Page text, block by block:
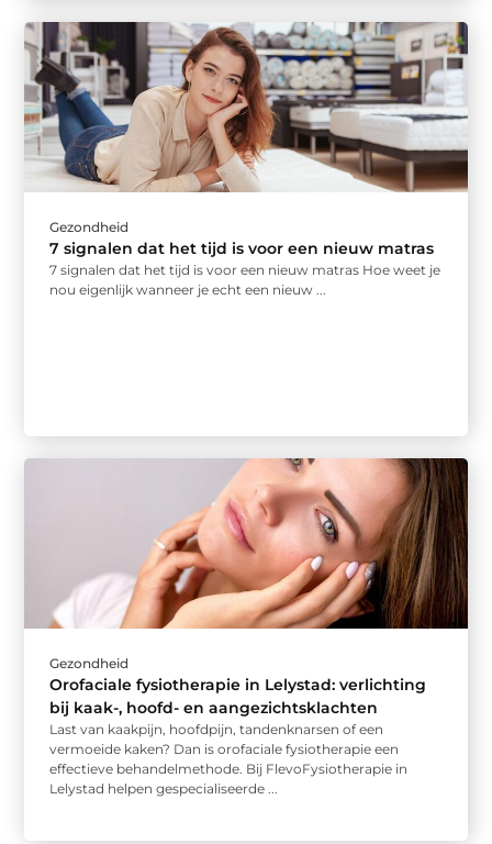
Gezondheid
7 signalen dat het tijd is voor een nieuw matras
7 signalen dat het tijd is voor een nieuw matras Hoe weet je
nou eigenlijk wanneer je echt een nieuw ...
Gezondheid
Orofaciale fysiotherapie in Lelystad: verlichting
bij kaak-, hoofd- en aangezichtsklachten
Last van kaakpijn, hoofdpijn, tandenknarsen of een
vermoeide kaken? Dan is orofaciale fysiotherapie een
effectieve behandelmethode. Bij FlevoFysiotherapie in
Lelystad helpen gespecialiseerde ...